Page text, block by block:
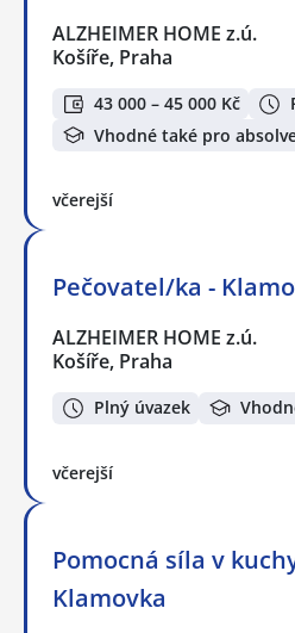
ALZHEIMER HOME z.ú.
Košíře, Praha
43 000 – 45 000 Kč
Vhodné také pro
včerejší
Pečovatel/ka -
ALZHEIMER HOME z.ú.
Košíře, Praha
Plný úvazek
včerejší
Pomocná síla v
Klamovka